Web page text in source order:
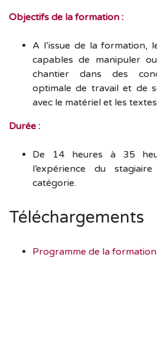
Objectifs de la formation :
A l’issue de la formation,
capables de manipuler
chantier dans des
optimale de travail et de
avec le matériel et les
Durée :
De 14 heures à 35
l’expérience du
catégorie.
Téléchargements
Programme de la formation